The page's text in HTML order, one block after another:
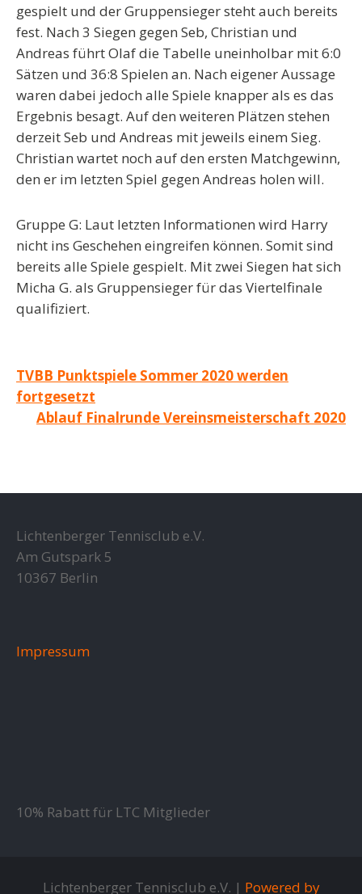
gespielt und der Gruppensieger steht auch bereits
fest. Nach 3 Siegen gegen Seb, Christian und
Andreas führt Olaf die Tabelle uneinholbar mit 6:0
Sätzen und 36:8 Spielen an. Nach eigener Aussage
waren dabei jedoch alle Spiele knapper als es das
Ergebnis besagt. Auf den weiteren Plätzen stehen
derzeit Seb und Andreas mit jeweils einem Sieg.
Christian wartet noch auf den ersten Matchgewinn,
den er im letzten Spiel gegen Andreas holen will.
Gruppe G: Laut letzten Informationen wird Harry
nicht ins Geschehen eingreifen können. Somit sind
bereits alle Spiele gespielt. Mit zwei Siegen hat sich
Micha G. als Gruppensieger für das Viertelfinale
qualifiziert.
Beitragsnavigation
TVBB Punktspiele Sommer 2020 werden
fortgesetzt
Ablauf Finalrunde Vereinsmeisterschaft 2020
Lichtenberger Tennisclub e.V.
Am Gutspark 5
10367 Berlin
Impressum
10% Rabatt für LTC Mitglieder
Lichtenberger Tennisclub e.V. | Powered by